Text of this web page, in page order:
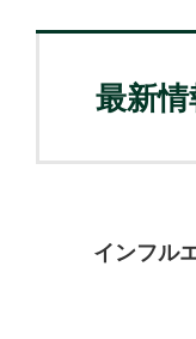
最新
インフル